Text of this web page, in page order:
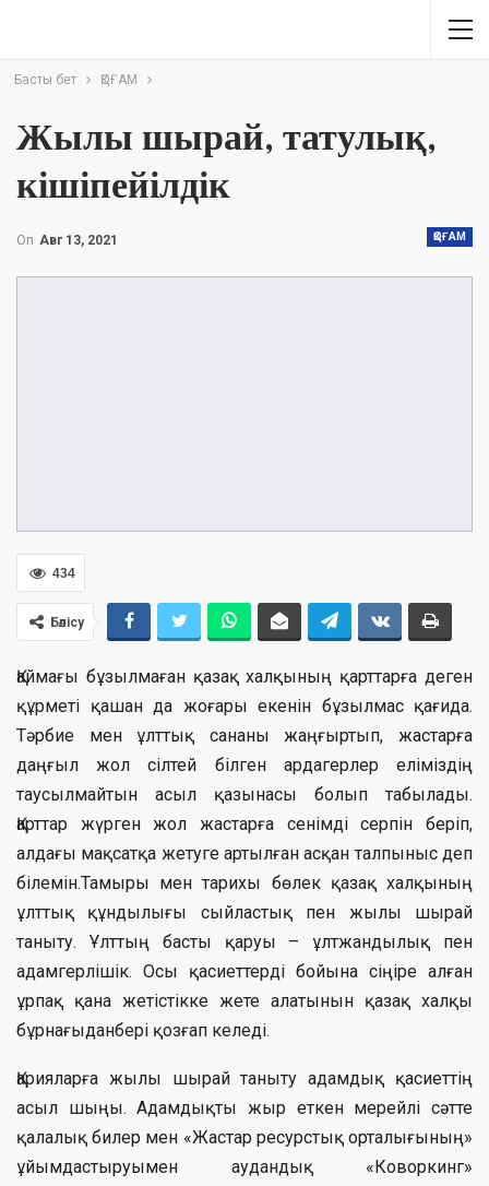
Басты бет ҚОҒАМ
Жылы шырай, татулық,
кішіпейілдік
ҚОҒАМ
On Авг 13, 2021
434
Бөлісу
Қаймағы бұзылмаған қазақ халқының қарттарға деген
құрметі қашан да жоғары екенін бұзылмас қағида.
Тәрбие мен ұлттық сананы жаңғыртып, жастарға
даңғыл жол сілтей білген ардагерлер еліміздің
таусылмайтын асыл қазынасы болып табылады.
Қарттар жүрген жол жастарға сенімді серпін беріп,
алдағы мақсатқа жетуге артылған асқан талпыныс деп
білемін.Тамыры мен тарихы бөлек қазақ халқының
ұлттық құндылығы сыйластық пен жылы шырай
таныту. Ұлттың басты қаруы – ұлтжандылық пен
адамгерлішік. Осы қасиеттерді бойына сіңіре алған
ұрпақ қана жетістікке жете алатынын қазақ халқы
бұрнағыданбері қозғап келеді.
Қарияларға жылы шырай таныту адамдық қасиеттің
асыл шыңы. Адамдықты жыр еткен мерейлі сәтте
қалалық билер мен «Жастар ресурстық орталығының»
ұйымдастыруымен аудандық «Коворкинг»